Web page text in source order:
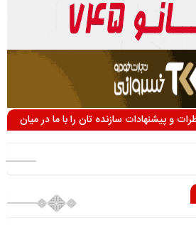
و پیشنهادات سازنده تان را با ما در میان